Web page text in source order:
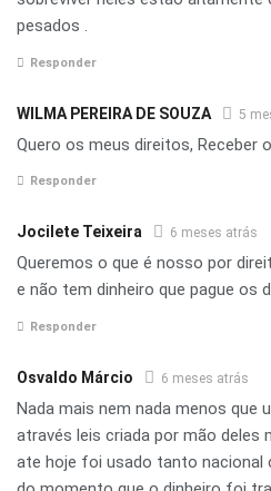
pesados .
Responder
WILMA PEREIRA DE SOUZA 5
Quero os meus direitos, Receber
Responder
Jocilete Teixeira 6 meses atrás
Queremos o que é nosso por
e não tem dinheiro que pague os
Responder
Osvaldo Márcio 6 meses atrás
Nada mais nem nada menos que
através leis criada por mão deles
ate hoje foi usado tanto nacional